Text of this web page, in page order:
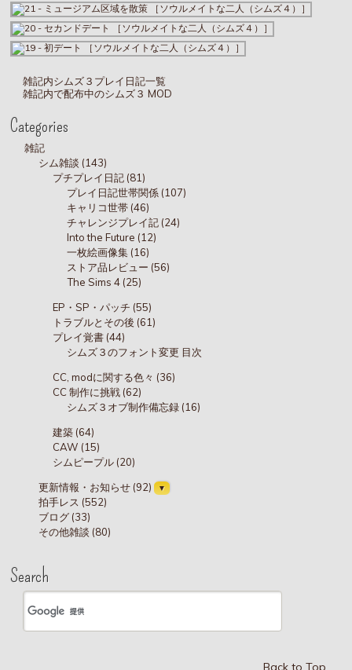
雑記内シムズ３プレイ日記一覧
雑記内で配布中のシムズ３ MOD
Categories
雑記
シム雑談 (143)
プチプレイ日記 (81)
プレイ日記世帯関係 (107)
キャリコ世帯 (46)
チャレンジプレイ記 (24)
Into the Future (12)
一枚絵画像集 (16)
ストア品レビュー (56)
The Sims 4 (25)
EP・SP・パッチ (55)
トラブルとその後 (61)
プレイ覚書 (44)
シムズ３のフォント変更 目次
CC, modに関する色々 (36)
CC 制作に挑戦 (62)
シムズ３オブ制作備忘録 (16)
建築 (64)
CAW (15)
シムピープル (20)
更新情報・お知らせ (92)
拍手レス (552)
ブログ (33)
その他雑談 (80)
Search
Back to Top